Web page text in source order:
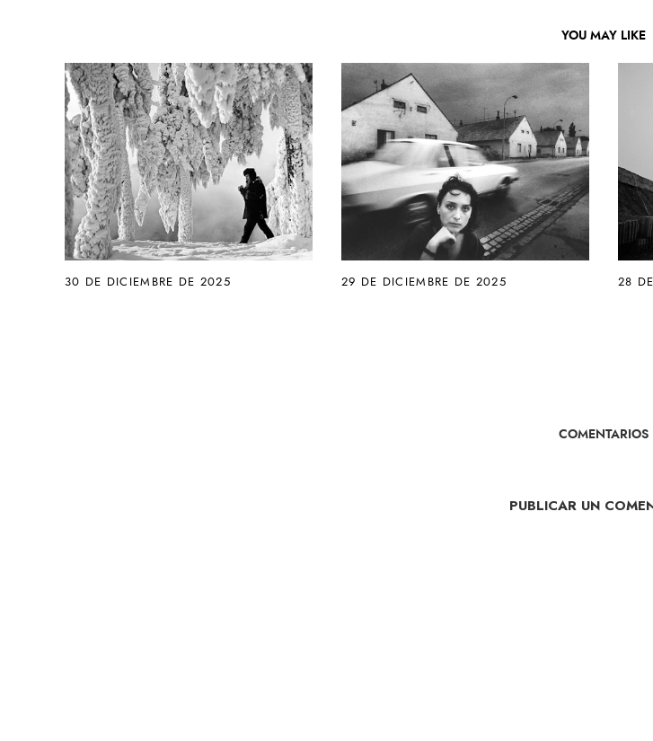
YOU MAY LIKE
30 DE DICIEMBRE DE 2025 29 DE DICIEMBRE DE 2025 28
COMENTARIOS
PUBLICAR UN